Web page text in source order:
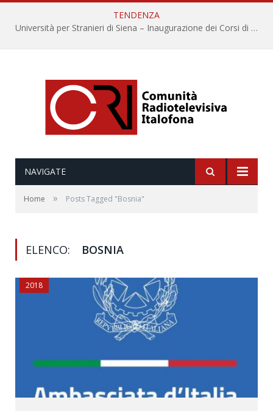
TENDENZA
Università per Stranieri di Siena – Inaugurazione dei Corsi di Lingua e Cultura Italiana, 109a annata
NAVIGATE
Home » Posts Tagged "Bosnia"
ELENCO: BOSNIA
2018